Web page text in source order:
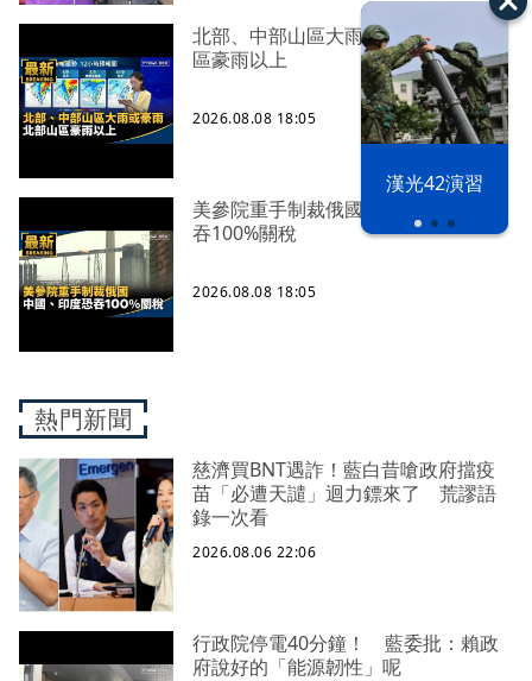
漢光42演習
北部、中部山區大雨或豪雨 北部山
區豪雨以上
2026.08.08 18:05
美參院重手制裁俄國 中國、印度恐
吞100%關稅
2026.08.08 18:05
熱門新聞
慈濟買BNT遇詐！藍白昔嗆政府擋疫
苗「必遭天譴」迴力鏢來了 荒謬語
錄一次看
2026.08.06 22:06
行政院停電40分鐘！ 藍委批：賴政
府說好的「能源韌性」呢